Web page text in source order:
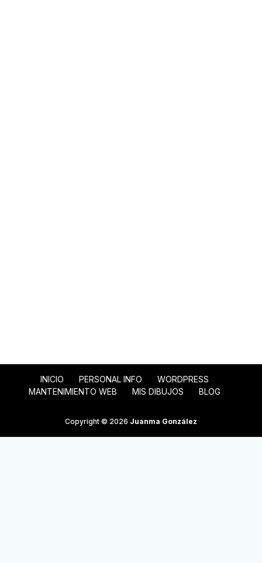
INICIO PERSONAL INFO
WORDPRESS
MANTENIMIENTO WEB
MIS DIBUJOS BLOG
Copyright © 2026 Juanma González